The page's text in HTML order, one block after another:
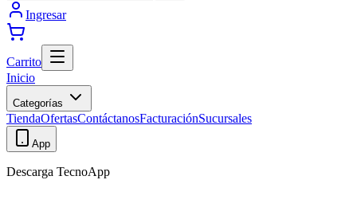
Ingresar
Carrito
Inicio
Categorías
TiendaOfertasContáctanosFacturaciónSucursales
App
Descarga TecnoApp